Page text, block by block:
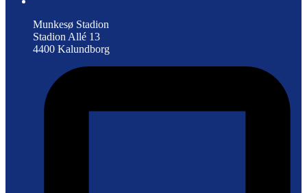
Munkesø Stadion
Stadion Allé 13
4400 Kalundborg